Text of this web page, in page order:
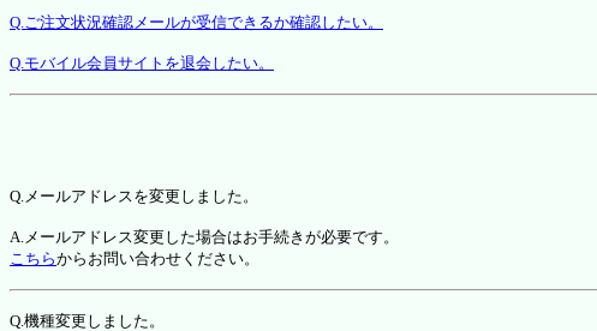
Q.ご注文状況確認メールが受信できるか確認したい。
Q.モバイル会員サイトを退会したい。
Q.メールアドレスを変更しました。
A.メールアドレス変更した場合はお手続きが必要です。
こちらからお問い合わせください。
Q.機種変更しました。